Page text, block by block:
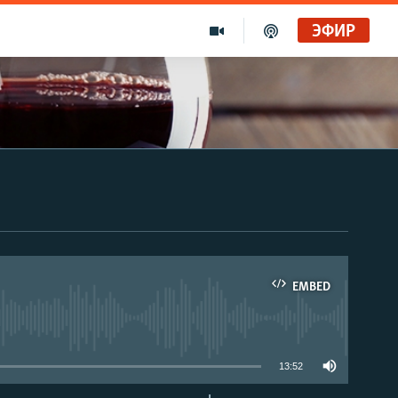
ЭФИР
EMBED
13:52